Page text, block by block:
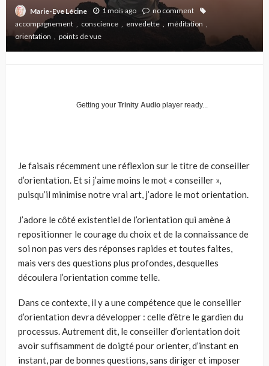
Marie-Eve Lécine 1 mois ago
no comment
accompagnement
conscience envedette
méditation
orientation
points de vue
Getting your Trinity Audio player ready...
Je faisais récemment une réflexion sur le titre de conseiller
d’orientation. Et si j’aime moins le mot « conseiller »,
puisqu’il minimise notre vrai art, j’adore le mot orientation.
J’adore le côté existentiel de l’orientation qui amène à
repositionner le courage du choix et de la connaissance de
soi non pas vers des réponses rapides et toutes faites,
mais vers des questions plus profondes, desquelles
découlera l’orientation comme telle.
Dans ce contexte, il y a une compétence que le conseiller
d’orientation devra développer : celle d’être le gardien du
processus. Autrement dit, le conseiller d’orientation doit
avoir suffisamment de doigté pour orienter, d’instant en
instant, par de bonnes questions, sans diriger et imposer